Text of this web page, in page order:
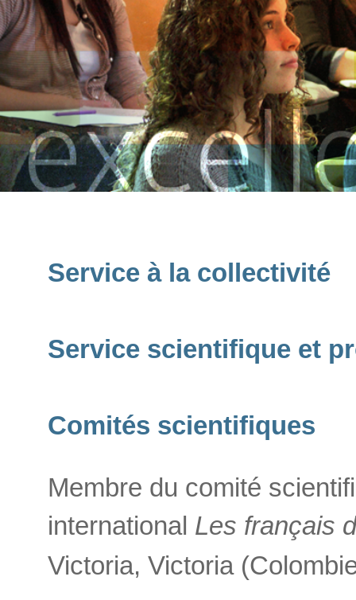
Service à la collectivité
Service scientifique et
Comités scientifiques
Membre du comité
international Les français
Victoria, Victoria